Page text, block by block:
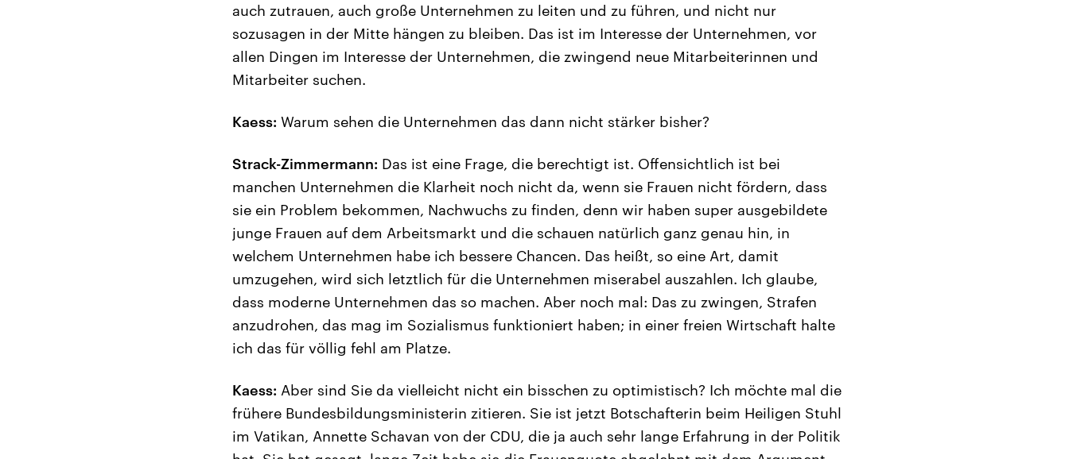
auch zutrauen, auch große Unternehmen zu leiten und zu führen, und nicht nur
sozusagen in der Mitte hängen zu bleiben. Das ist im Interesse der Unternehmen, vor
allen Dingen im Interesse der Unternehmen, die zwingend neue Mitarbeiterinnen und
Mitarbeiter suchen.
Kaess: Warum sehen die Unternehmen das dann nicht stärker bisher?
Strack-Zimmermann: Das ist eine Frage, die berechtigt ist. Offensichtlich ist bei
manchen Unternehmen die Klarheit noch nicht da, wenn sie Frauen nicht fördern, dass
sie ein Problem bekommen, Nachwuchs zu finden, denn wir haben super ausgebildete
junge Frauen auf dem Arbeitsmarkt und die schauen natürlich ganz genau hin, in
welchem Unternehmen habe ich bessere Chancen. Das heißt, so eine Art, damit
umzugehen, wird sich letztlich für die Unternehmen miserabel auszahlen. Ich glaube,
dass moderne Unternehmen das so machen. Aber noch mal: Das zu zwingen, Strafen
anzudrohen, das mag im Sozialismus funktioniert haben; in einer freien Wirtschaft halte
ich das für völlig fehl am Platze.
Kaess: Aber sind Sie da vielleicht nicht ein bisschen zu optimistisch? Ich möchte mal die
frühere Bundesbildungsministerin zitieren. Sie ist jetzt Botschafterin beim Heiligen Stuhl
im Vatikan, Annette Schavan von der CDU, die ja auch sehr lange Erfahrung in der Politik